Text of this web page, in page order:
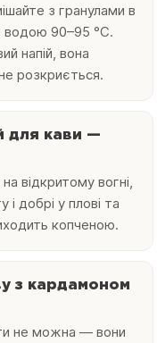
з гранулами в
водою 90–95 °C.
напій, вона
розкриється.
для кави —
відкритому вогні,
добрі у плові та
копченою.
з кардамоном
не можна — вони